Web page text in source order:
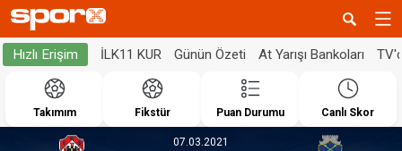
Hızlı Erişim İLK11 KUR Günün Özeti At Yarışı Bankoları
Takımım Fikstür Puan Durumu Canlı Skor
07.03.2021